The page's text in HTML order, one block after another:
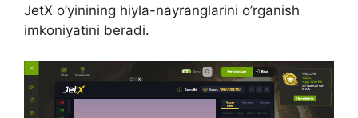
JetX o’yinining hiyla-nayranglarini o’rganish
imkoniyatini beradi.